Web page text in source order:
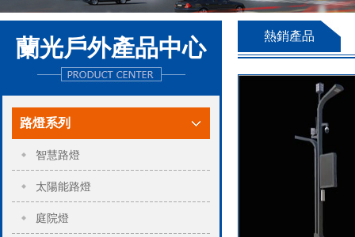
蘭光戶外產品中心
路燈系列
智慧路燈
太陽能路燈
庭院燈
熱銷產品